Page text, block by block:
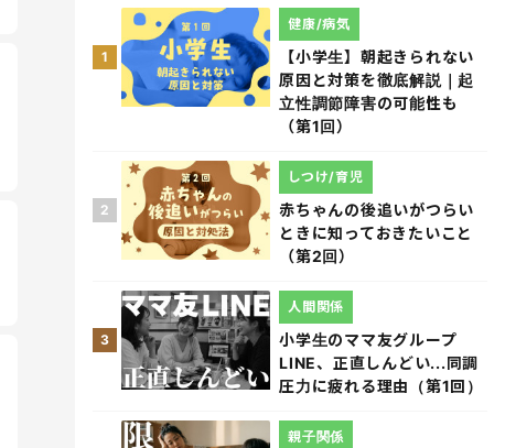
1
【小学生】朝起きられない
原因と対策を徹底解説｜起
立性調節障害の可能性も
（第1回）
健康/病気
2
赤ちゃんの後追いがつらい
ときに知っておきたいこと
（第2回）
しつけ/育児
3
小学生のママ友グループ
LINE、正直しんどい...同調
圧力に疲れる理由（第1回）
人間関係
親子関係